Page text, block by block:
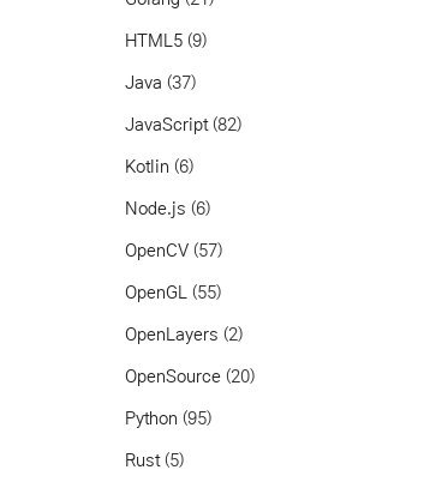
HTML5 (9)
Java (37)
JavaScript(82)
Kotlin (6)
Node.js (6)
OpenCV (57)
OpenGL (55)
OpenLayers (2)
OpenSource (20)
Python (95)
Rust(5)